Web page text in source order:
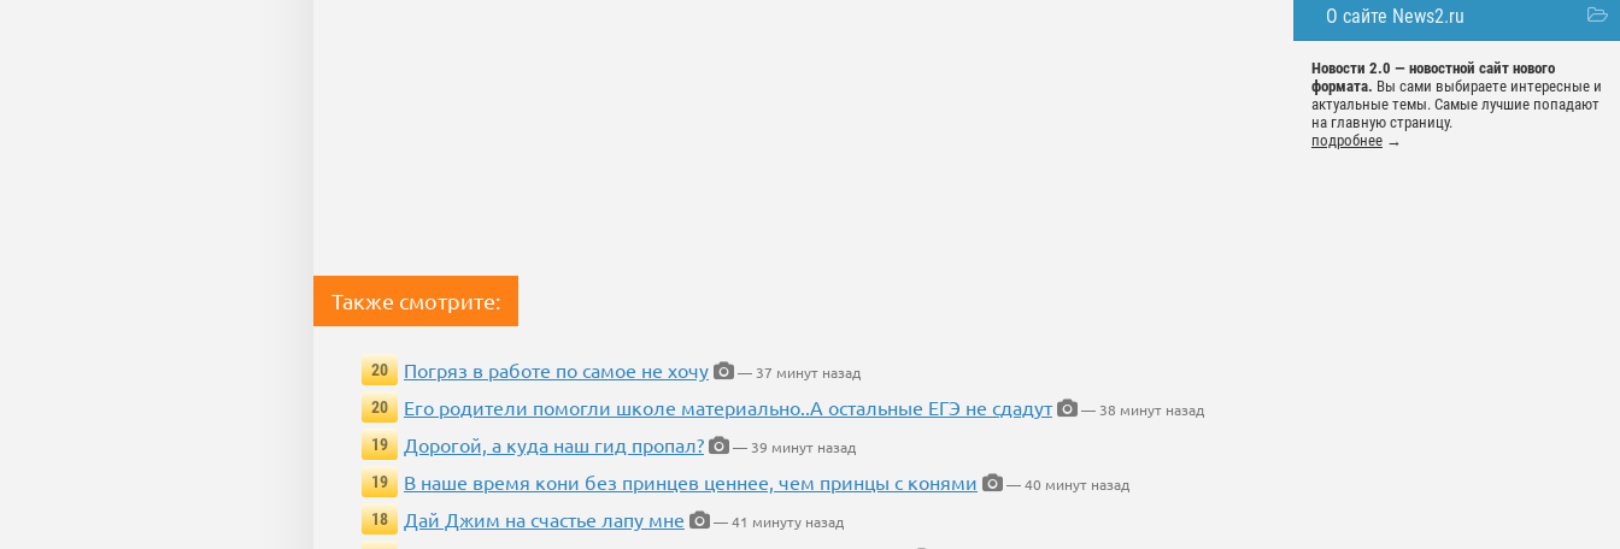
О сайте News2.ru
Новости 2.0 — новостной сайт нового
формата. Вы сами выбираете интересные и
актуальные темы. Самые лучшие попадают
на главную страницу.
подробнее →
Также смотрите:
20 Погряз в работе по самое не хочу
— 37 минут назад
20
Его родители помогли школе материально..А остальные ЕГЭ не сдадут
— 38 минут назад
19
Дорогой, а куда наш гид пропал?
— 39 минут назад
19
В наше время кони без принцев ценнее, чем принцы с конями
— 40 минут назад
18
Дай Джим на счастье лапу мне
— 41 минуту назад